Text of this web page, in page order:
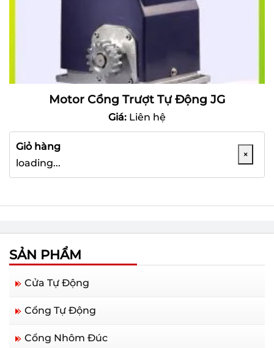
Motor Cổng Trượt Tự Động JG
Giá: Liên hệ
×
Giỏ hàng
loading...
SẢN PHẨM
Cửa Tự Động
Cổng Tự Động
Cổng Nhôm Đúc